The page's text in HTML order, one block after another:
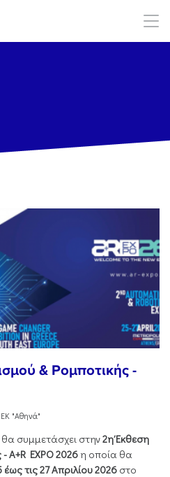
& Ρομποτικής -
ΕΚ "Αθηνά"
θα συμμετάσχει στην2η Έκθεση
Α+R EXPO 2026 η οποία θα
έως τις 27 Απριλίου 2026 στο